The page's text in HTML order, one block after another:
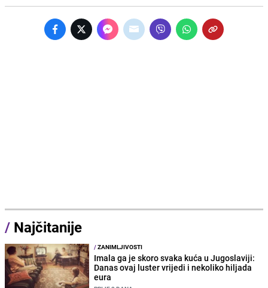
/ Najčitanije
/ZANIMLJIVOSTI
Imala ga je skoro svaka kuća u Jugoslaviji:
Danas ovaj luster vrijedi i nekoliko hiljada
eura